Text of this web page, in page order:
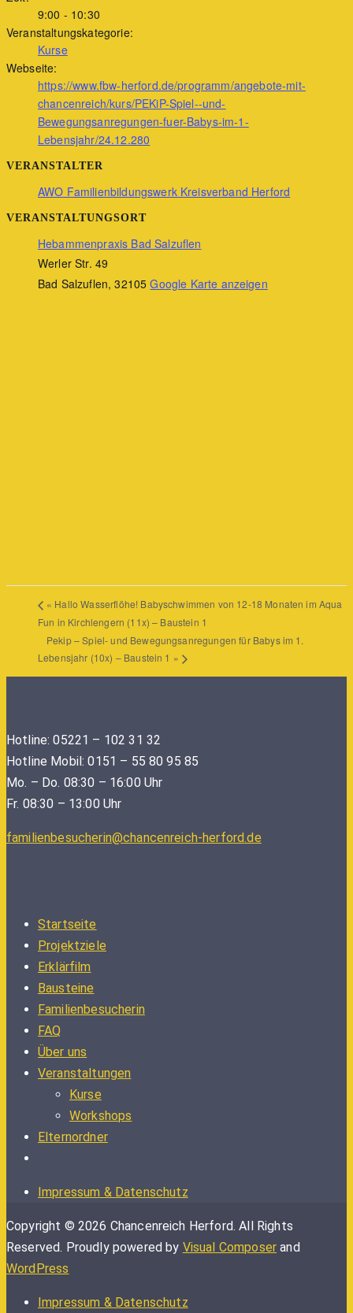
9:00 - 10:30
Veranstaltungskategorie:
Kurse
Webseite:
https://www.fbw-herford.de/programm/angebote-mit-
chancenreich/kurs/PEKiP-Spiel--und-
Bewegungsanregungen-fuer-Babys-im-1-
Lebensjahr/24.12.280
VERANSTALTER
AWO Familienbildungswerk Kreisverband Herford
VERANSTALTUNGSORT
Hebammenpraxis Bad Salzuflen
Werler Str. 49
Bad Salzuflen, 32105 Google Karte anzeigen
« Hallo Wasserflöhe! Babyschwimmen von 12-18 Monaten im Aqua
Fun in Kirchlengern (11x) – Baustein 1
Pekip – Spiel- und Bewegungsanregungen für Babys im 1.
Lebensjahr (10x) – Baustein 1 »
Hotline: 05221 – 102 31 32
Hotline Mobil: 0151 – 55 80 95 85
Mo. – Do. 08:30 – 16:00 Uhr
Fr. 08:30 – 13:00 Uhr
familienbesucherin@chancenreich-herford.de
Startseite
Projektziele
Erklärfilm
Bausteine
Familienbesucherin
FAQ
Über uns
Veranstaltungen
Kurse
Workshops
Elternordner
Impressum & Datenschutz
Copyright © 2026 Chancenreich Herford. All Rights
Reserved. Proudly powered by Visual Composer and
WordPress
Impressum & Datenschutz